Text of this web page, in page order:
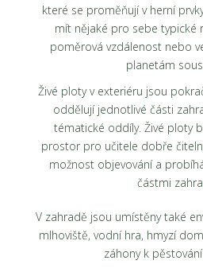
které se proměňují v herní
mít nějaké pro sebe typické
poměrová vzdálenost nebo
planetám
Živé ploty v exteriéru jsou
oddělují jednotlivé části
tématické oddíly. Živé ploty
prostor pro učitele dobře
možnost objevování a
částmi
V zahradě jsou umístěny také
mlhoviště, vodní hra, hmyzí
záhony k